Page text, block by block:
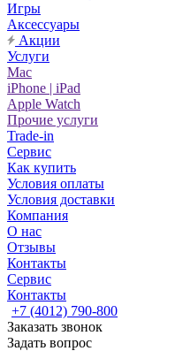
Игры
Аксессуары
Акции
Услуги
Mac
iPhone | iPad
Apple Watch
Прочие услуги
Trade-in
Сервис
Как купить
Условия оплаты
Условия доставки
Компания
О нас
Отзывы
Контакты
Сервис
Контакты
+7 (4012) 790-800
Заказать звонок
Задать вопрос